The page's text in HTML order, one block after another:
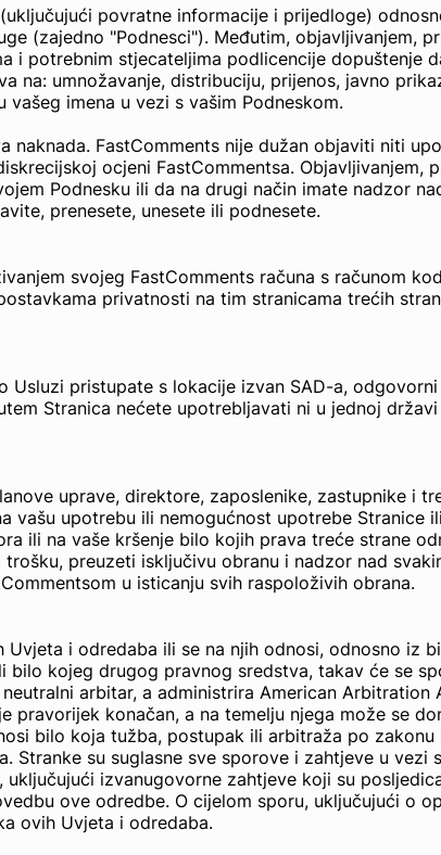
povratne informacije i prijedloge)
(zajedno "Podnesci"). Međutim, objavljivanjem,
i potrebnim stjecateljima podlicencije dopuštenje
na: umnožavanje, distribuciju, prijenos, javno
imena u vezi s vašim Podneskom.
FastComments nije dužan objaviti niti
ocjeni FastCommentsa. Objavljivanjem,
Podnesku ili da na drugi način imate nadzor
prenesete, unesete ili podnesete.
svojeg FastComments računa s računom
privatnosti na tim stranicama trećih
pristupate s lokacije izvan SAD-a,
Stranica nećete upotrebljavati ni u jednoj
uprave, direktore, zaposlenike, zastupnike i
upotrebu ili nemogućnost upotrebe Stranice
ili na vaše kršenje bilo kojih prava treće strane
preuzeti isključivu obranu i nadzor nad
u isticanju svih raspoloživih obrana.
i odredaba ili se na njih odnosi, odnosno iz
kojeg drugog pravnog sredstva, takav će se
arbitar, a administrira American Arbitration
konačan, a na temelju njega može se
bilo koja tužba, postupak ili arbitraža po
su suglasne sve sporove i zahtjeve u vezi
izvanugovorne zahtjeve koji su
ove odredbe. O cijelom sporu, uključujući o
ovih Uvjeta i odredaba.